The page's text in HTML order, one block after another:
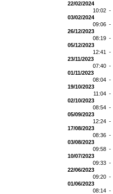
22/02/2024
10:02 -
03/02/2024
09:06 -
26/12/2023
08:19 -
05/12/2023
12:41 -
23/11/2023
07:40 -
01/11/2023
08:04 -
19/10/2023
11:04 -
02/10/2023
08:54 -
05/09/2023
12:24 -
17/08/2023
08:36 -
03/08/2023
09:58 -
10/07/2023
09:33 -
22/06/2023
09:20 -
01/06/2023
08:14 -